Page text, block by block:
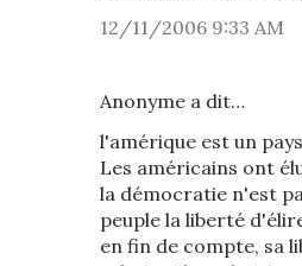
12/11/2006 9:33 AM
Anonyme a dit…
l'amérique est un
Les américains ont
la démocratie n'est
peuple la liberté
en fin de compte, sa